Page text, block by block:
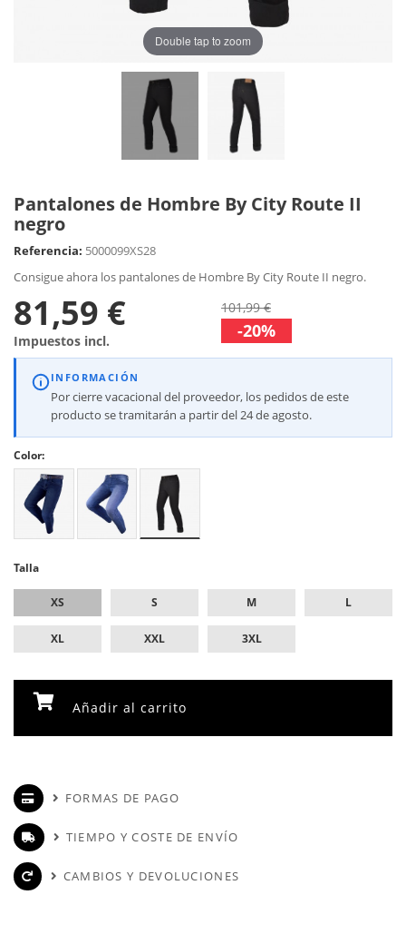
Double tap to zoom
Pantalones de Hombre By City Route II
negro
Referencia: 5000099XS28
Consigue ahora los pantalones de Hombre By City Route II negro.
81,59 €
Impuestos incl.
101,99 €
-20%
INFORMACIÓN
Por cierre vacacional del proveedor, los pedidos de este
producto se tramitarán a partir del 24 de agosto.
Color:
Talla
XS S M L
XL XXL 3XL
Añadir al carrito
FORMAS DE PAGO
TIEMPO Y COSTE DE ENVÍO
CAMBIOS Y DEVOLUCIONES